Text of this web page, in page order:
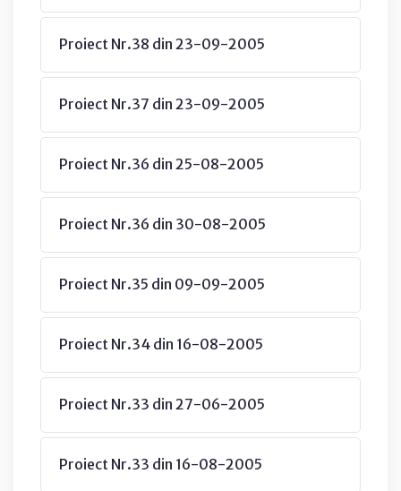
Proiect Nr.38 din 23-09-2005
Proiect Nr.37 din 23-09-2005
Proiect Nr.36 din 25-08-2005
Proiect Nr.36 din 30-08-2005
Proiect Nr.35 din 09-09-2005
Proiect Nr.34 din 16-08-2005
Proiect Nr.33 din 27-06-2005
Proiect Nr.33 din 16-08-2005